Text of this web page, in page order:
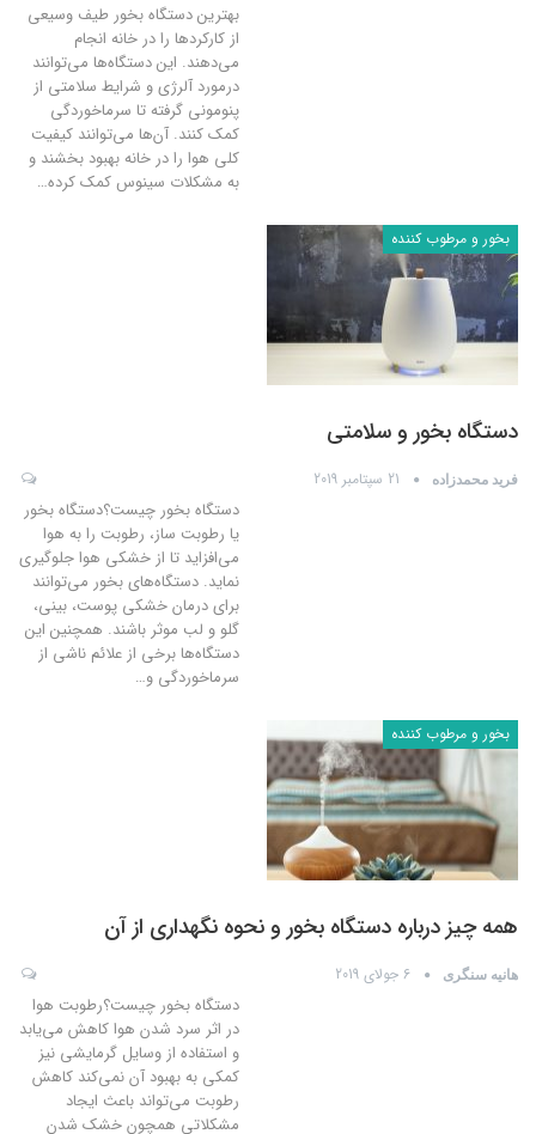
بهترین دستگاه بخور طیف وسیعی
از کارکردها را در خانه انجام
می‌دهند. این دستگاه‌ها می‌توانند
درمورد آلرژی و شرایط سلامتی از
پنومونی گرفته تا سرماخوردگی
کمک کنند. آن‌ها می‌توانند کیفیت
کلی هوا را در خانه بهبود بخشند و
به مشکلات سینوس کمک کرده…
بخور و مرطوب کننده
دستگاه بخور و سلامتی
فرید محمدزاده 21 سپتامبر 2019
دستگاه بخور چیست؟دستگاه بخور
یا رطوبت ساز، رطوبت را به هوا
می‌افزاید تا از خشکی هوا جلوگیری
نماید. دستگاه‌های بخور می‌توانند
برای درمان خشکی پوست، بینی،
گلو و لب موثر باشند. همچنین این
دستگاه‌ها برخی از علائم ناشی از
سرماخوردگی و…
بخور و مرطوب کننده
همه چیز درباره دستگاه بخور و نحوه نگهداری از آن
هانیه سنگری 6 جولای 2019
دستگاه بخور چیست؟رطوبت هوا
در اثر سرد شدن هوا کاهش می‌یابد
و استفاده از وسایل گرمایشی نیز
کمکی به بهبود آن نمی‌کند کاهش
رطوبت می‌تواند باعث ایجاد
مشکلاتی همچون خشک شدن